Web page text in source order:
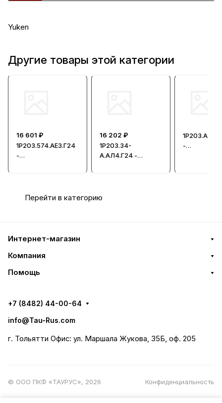
Yuken
Другие товары этой категории
16 601 ₽
1Р203.574.АЕ3.Г24
-
16 202 ₽
1Р203.34-
А.АЛ4.Г24 -
-
Перейти в категорию
Интернет-магазин
Компания
Помощь
+7 (8482) 44-00-64
info@Tau-Rus.com
г. Тольятти Офис: ул. Маршала Жукова, 35Б, оф. 205
© ООО ПКФ «ТАУРУС», 2026 Конфиденциальность